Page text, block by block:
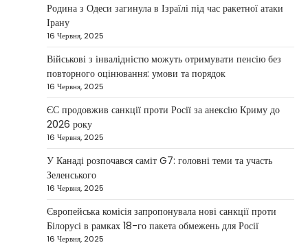
Taisiya Kovalchuk 4 Березня, 2026
Президент України Володимир Зеленський
повідомив, що Київ готовий підтримати
міжнародних партнерів у стабілізації ситуації
на…
Конфлікт на Близькому Сході
авіаперевезення
Taisiya Kovalchuk 1 Березня, 2026
Загострення конфлікту на Близькому Сході
суттєво вплинуло на міжнародні подорожі та
туристичну індустрію. Після ударів…
Родина з Одеси загинула в Ізраїлі під час ракетної атаки
Ірану
16 Червня, 2025
Військові з інвалідністю можуть отримувати пенсію без
повторного оцінювання: умови та порядок
16 Червня, 2025
ЄС продовжив санкції проти Росії за анексію Криму до
2026 року
16 Червня, 2025
У Канаді розпочався саміт G7: головні теми та участь
Зеленського
16 Червня, 2025
Європейська комісія запропонувала нові санкції проти
Білорусі в рамках 18-го пакета обмежень для Росії
16 Червня, 2025